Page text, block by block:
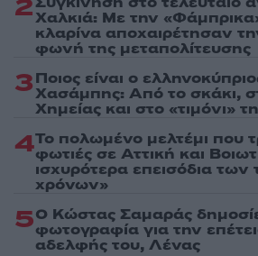
2Χαλκιά: Με την
κλαρίνα αποχαιρέτησαν
φωνή της μεταπολίτευσης
3Ποιος είναι ο
Χασάμπης: Από το σκάκι,
Χημείας και στο «τιμόνι»
4Το πολωμένο μελτέμι που
φωτιές σε Αττική και
ισχυρότερα επεισόδια
χρόνων»
5Ο Κώστας Σαμαράς
φωτογραφία για την
αδελφής του, Λένας